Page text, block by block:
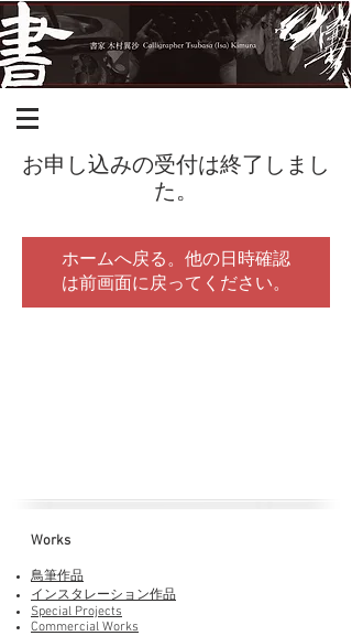
お申し込みの受付は終了しまし
た。
ホームへ戻る。他の日時確認
は前画面に戻ってください。
Works​
鳥筆作品
インスタレーション作品
Special Projects
Commercial Works